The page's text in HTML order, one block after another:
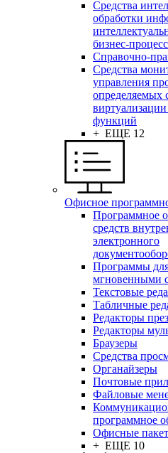
Средства
обработки
бизнес-
Справочно-
Средства
управления
определяемых
функций
+ ЕЩЕ 12
Офисное
Программное
средств
электронного
Программы
мгновенными
Текстовые
Табличные
Редакторы
Редакторы
Браузеры
Средства
Органайзеры
Почтовые
Файловые
программное
Офисные
+ ЕЩЕ 10